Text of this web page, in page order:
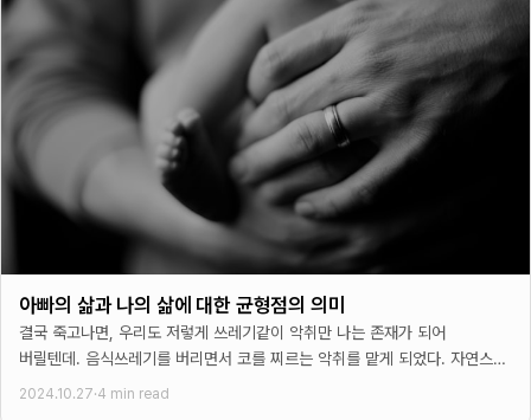
아빠의 삶과 나의 삶에 대한 균형점의 의미
결국 죽고나면, 우리도 저렇게 쓰레기같이 악취만 나는 존재가 되어
버릴텐데. 음식쓰레기를 버리면서 코를 찌르는 악취를 맡게 되었다. 자연스레
숨을 참고 나는 빠르게 쓰레기를 버리는데
2024.10.27·4 min read